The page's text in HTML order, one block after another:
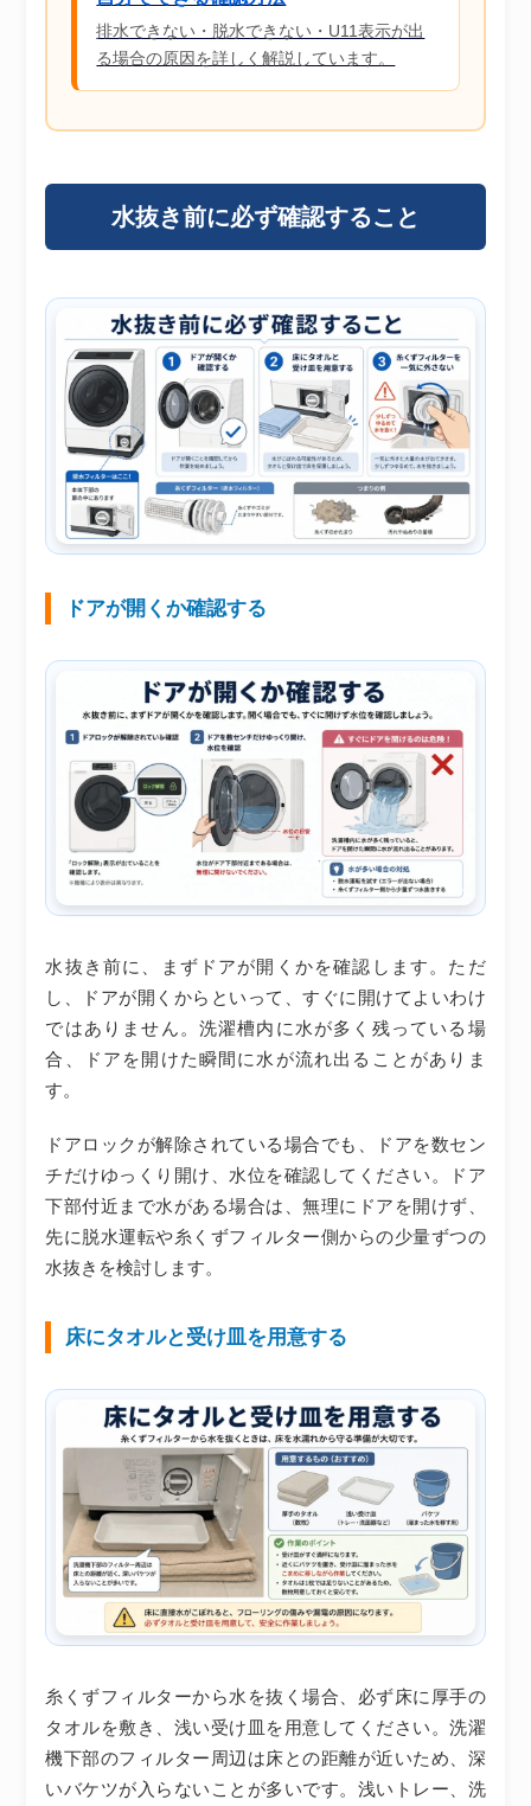
排水できない・脱水できない・U11表示が出
る場合の原因を詳しく解説しています。
水抜き前に必ず確認すること
ドアが開くか確認する
水抜き前に、まずドアが開くかを確認します。ただ
し、ドアが開くからといって、すぐに開けてよいわけ
ではありません。洗濯槽内に水が多く残っている場
合、ドアを開けた瞬間に水が流れ出ることがありま
す。
ドアロックが解除されている場合でも、ドアを数セン
チだけゆっくり開け、水位を確認してください。ドア
下部付近まで水がある場合は、無理にドアを開けず、
先に脱水運転や糸くずフィルター側からの少量ずつの
水抜きを検討します。
床にタオルと受け皿を用意する
糸くずフィルターから水を抜く場合、必ず床に厚手の
タオルを敷き、浅い受け皿を用意してください。洗濯
機下部のフィルター周辺は床との距離が近いため、深
いバケツが入らないことが多いです。浅いトレー、洗